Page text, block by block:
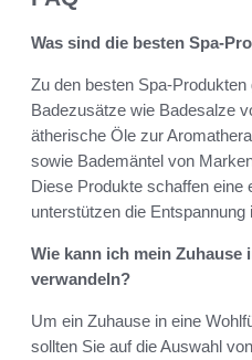
Was sind die besten Spa-
Zu den besten Spa-
Badezusätze wie Badesalze
ätherische Öle zur
sowie Bademäntel von
Diese Produkte schaffen eine
unterstützen die
Wie kann ich mein Zuhause
verwandeln?
Um ein Zuhause in eine
sollten Sie auf die Auswahl